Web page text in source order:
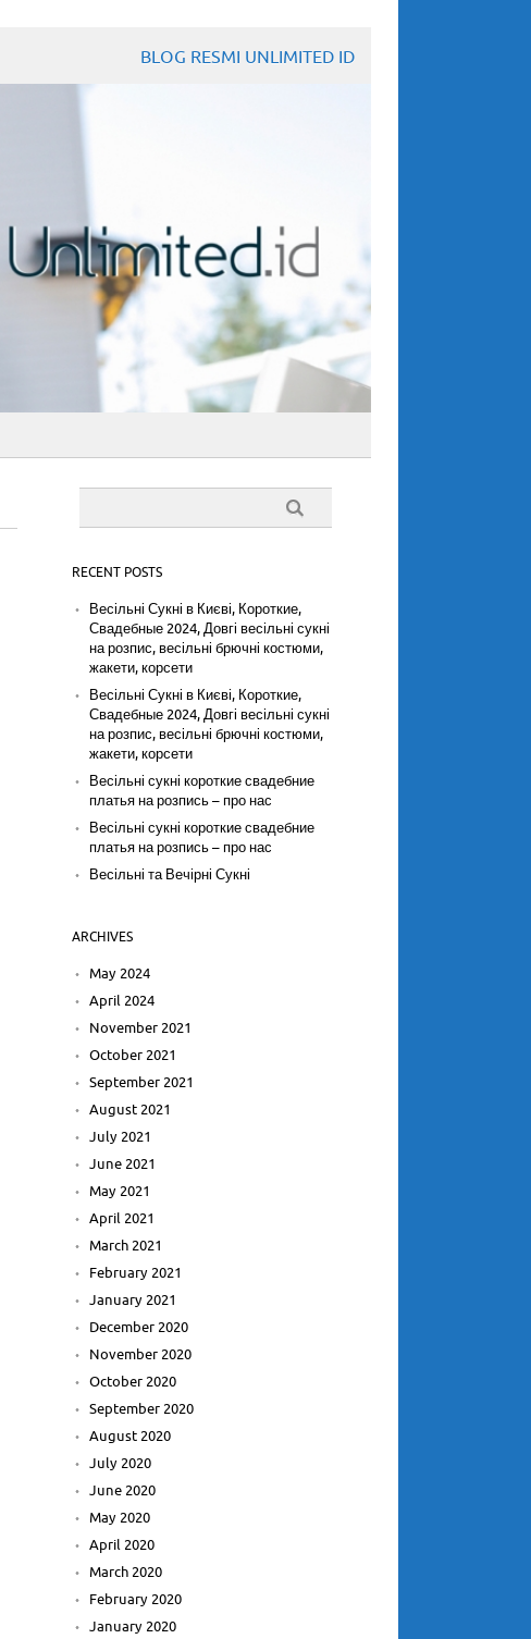
BLOG RESMI UNLIMITED ID
RECENT POSTS
Весільні Сукні в Києві, Короткие,
Свадебные 2024, Довгі весільні сукні
на розпис, весільні брючні костюми,
жакети, корсети
Весільні Сукні в Києві, Короткие,
Свадебные 2024, Довгі весільні сукні
на розпис, весільні брючні костюми,
жакети, корсети
Весільні сукні короткие свадебние
платья на розпись – про нас
Весільні сукні короткие свадебние
платья на розпись – про нас
Весільні та Вечірні Сукні
ARCHIVES
May 2024
April 2024
November 2021
October 2021
September 2021
August 2021
July 2021
June 2021
May 2021
April 2021
March 2021
February 2021
January 2021
December 2020
November 2020
October 2020
September 2020
August 2020
July 2020
June 2020
May 2020
April 2020
March 2020
February 2020
January 2020